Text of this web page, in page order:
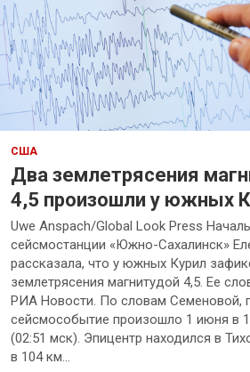
США
Два землетрясения
4,5 произошли у южных
Uwe Anspach/Global Look Press
сейсмостанции «Южно-Сахалинск»
рассказала, что у южных Курил
землетрясения магнитудой 4,5. Ее
РИА Новости. По словам Семеновой,
сейсмособытие произошло 1 июня в
(02:51 мск). Эпицентр находился в
в 104 км…